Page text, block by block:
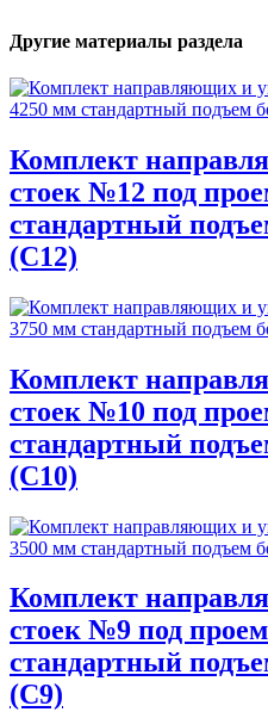
Другие материалы раздела
Комплект
стоек №12 под
стандартный
(С12)
Комплект
стоек №10 под
стандартный
(С10)
Комплект
стоек №9 под
стандартный
(С9)